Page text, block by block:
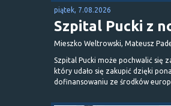
piątek, 7.08.2026
Szpital Pucki z
Mieszko Weltrowski, Mateusz
Szpital Pucki może pochwalić się
który udało się zakupić dzięki
dofinansowaniu ze środków